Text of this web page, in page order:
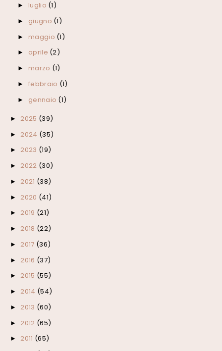
► luglio (1)
► giugno (1)
► maggio (1)
► aprile (2)
► marzo (1)
► febbraio (1)
► gennaio (1)
► 2025 (39)
► 2024 (35)
► 2023 (19)
► 2022 (30)
► 2021 (38)
► 2020 (41)
► 2019 (21)
► 2018 (22)
► 2017 (36)
► 2016 (37)
► 2015 (55)
► 2014 (54)
► 2013 (60)
► 2012 (65)
► 2011 (65)